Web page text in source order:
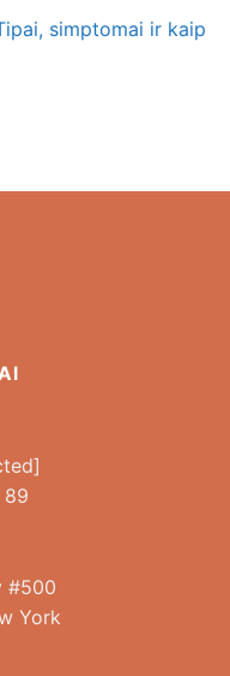
simptomai ir kaip
89
#500
York